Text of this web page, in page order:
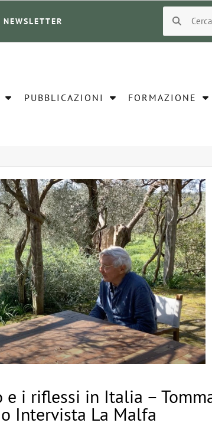
PUBBLICAZIONI FORMAZIONE
i riflessi in Italia –
Intervista La Malfa